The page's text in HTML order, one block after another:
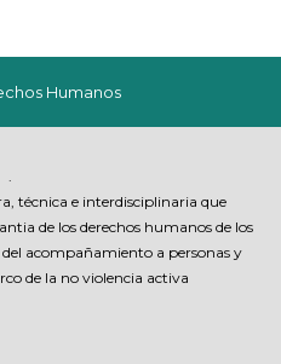
Humanos
técnica e interdisciplinaria que
de los derechos humanos de los
acompañamiento a personas y
de la no violencia activa